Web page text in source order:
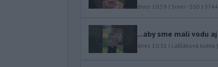
dnes 10:59 | Smer - SSD | 3744
...aby sme mali vodu
dnes 10:31 | Laššáková Judita |